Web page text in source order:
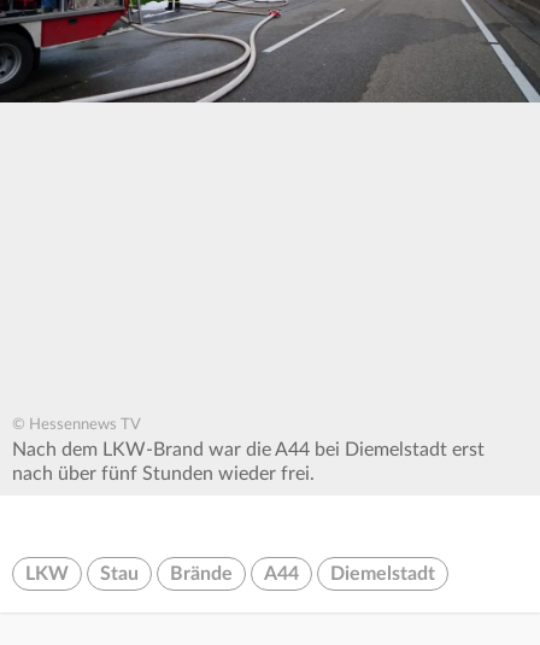
© Hessennews TV
Nach dem LKW-Brand war die A44 bei Diemelstadt erst
nach über fünf Stunden wieder frei.
LKW Stau Brände A44 Diemelstadt